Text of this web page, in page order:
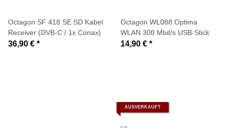
Octagon SF 418 SE SD Kabel
Receiver (DVB-C / 1x Conax)
36,90 € *
Octagon WL088 Optima
WLAN 300 Mbit/s USB-Stick
14,90 € *
AUSVERKAUFT